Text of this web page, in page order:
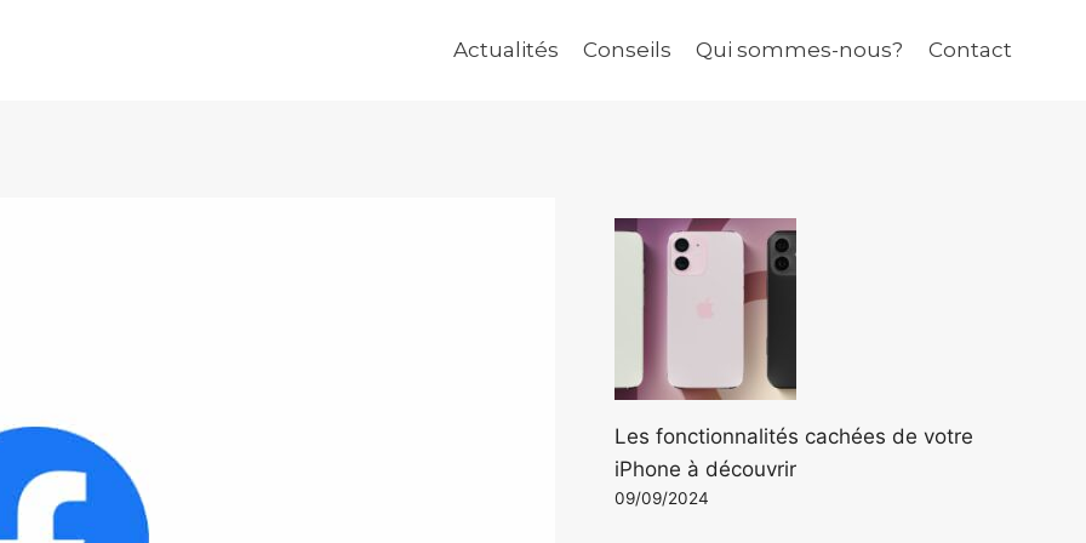
Actualités Conseils Qui sommes-nous? Contact
Les fonctionnalités cachées de votre
iPhone à découvrir
09/09/2024